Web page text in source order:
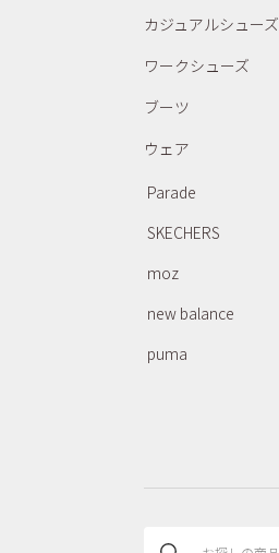
カジュアルシューズ
ワークシューズ
ブーツ
ウェア
Parade
SKECHERS
moz
new balance
puma